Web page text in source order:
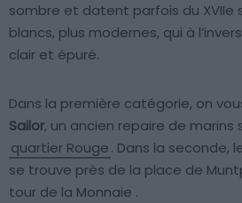
sombre et datent parfois du XVIIe
blancs, plus modernes, qui à
clair et épuré.
Dans la première catégorie, on
Sailor, un ancien repaire de marins
quartier Rouge. Dans la seconde,
se trouve près de la place de
tour de la Monnaie .